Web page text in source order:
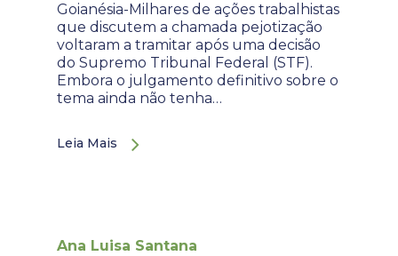
Goianésia-Milhares de ações trabalhistas
que discutem a chamada pejotização
voltaram a tramitar após uma decisão
do Supremo Tribunal Federal (STF).
Embora o julgamento definitivo sobre o
tema ainda não tenha…
Leia Mais
Ana Luisa Santana